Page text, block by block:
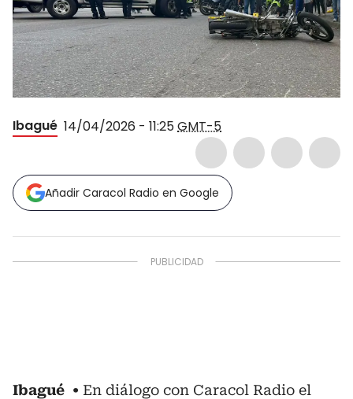
Ibagué 14/04/2026 - 11:25GMT-5
Añadir Caracol Radio en Google
Ibagué
En diálogo con Caracol Radio el